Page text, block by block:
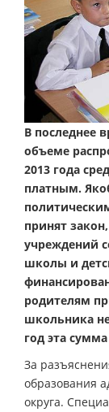
В последнее
объеме
2013 года
платным.
принят
учреждений
школы и
родителям
школьника
год эта
За
образования
округа.